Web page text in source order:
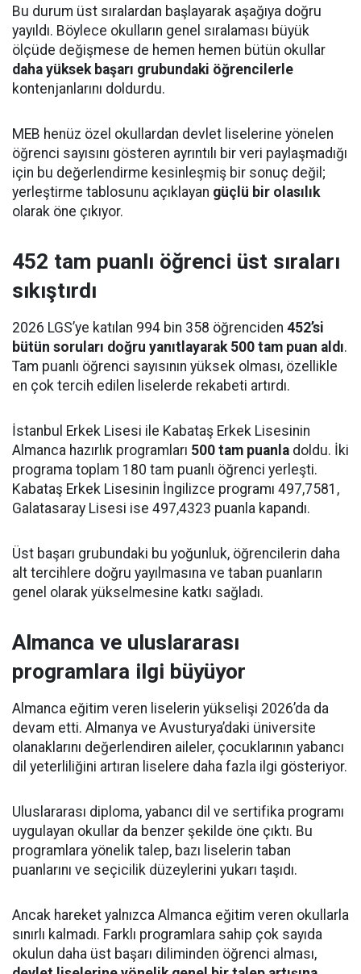
Bu durum üst sıralardan başlayarak aşağıya doğru
yayıldı. Böylece okulların genel sıralaması büyük
ölçüde değişmese de hemen hemen bütün okullar
daha yüksek başarı grubundaki öğrencilerle
kontenjanlarını doldurdu.
MEB henüz özel okullardan devlet liselerine yönelen
öğrenci sayısını gösteren ayrıntılı bir veri paylaşmadığı
için bu değerlendirme kesinleşmiş bir sonuç değil;
yerleştirme tablosunu açıklayan güçlü bir olasılık
olarak öne çıkıyor.
452 tam puanlı öğrenci üst sıraları
sıkıştırdı
2026 LGS’ye katılan 994 bin 358 öğrenciden 452’si
bütün soruları doğru yanıtlayarak 500 tam puan aldı.
Tam puanlı öğrenci sayısının yüksek olması, özellikle
en çok tercih edilen liselerde rekabeti artırdı.
İstanbul Erkek Lisesi ile Kabataş Erkek Lisesinin
Almanca hazırlık programları 500 tam puanla doldu. İki
programa toplam 180 tam puanlı öğrenci yerleşti.
Kabataş Erkek Lisesinin İngilizce programı 497,7581,
Galatasaray Lisesi ise 497,4323 puanla kapandı.
Üst başarı grubundaki bu yoğunluk, öğrencilerin daha
alt tercihlere doğru yayılmasına ve taban puanların
genel olarak yükselmesine katkı sağladı.
Almanca ve uluslararası
programlara ilgi büyüyor
Almanca eğitim veren liselerin yükselişi 2026’da da
devam etti. Almanya ve Avusturya’daki üniversite
olanaklarını değerlendiren aileler, çocuklarının yabancı
dil yeterliliğini artıran liselere daha fazla ilgi gösteriyor.
Uluslararası diploma, yabancı dil ve sertifika programı
uygulayan okullar da benzer şekilde öne çıktı. Bu
programlara yönelik talep, bazı liselerin taban
puanlarını ve seçicilik düzeylerini yukarı taşıdı.
Ancak hareket yalnızca Almanca eğitim veren okullarla
sınırlı kalmadı. Farklı programlara sahip çok sayıda
okulun daha üst başarı diliminden öğrenci alması,